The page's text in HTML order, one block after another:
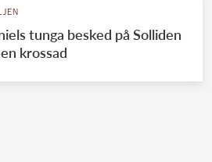
tunga besked på Solliden
krossad